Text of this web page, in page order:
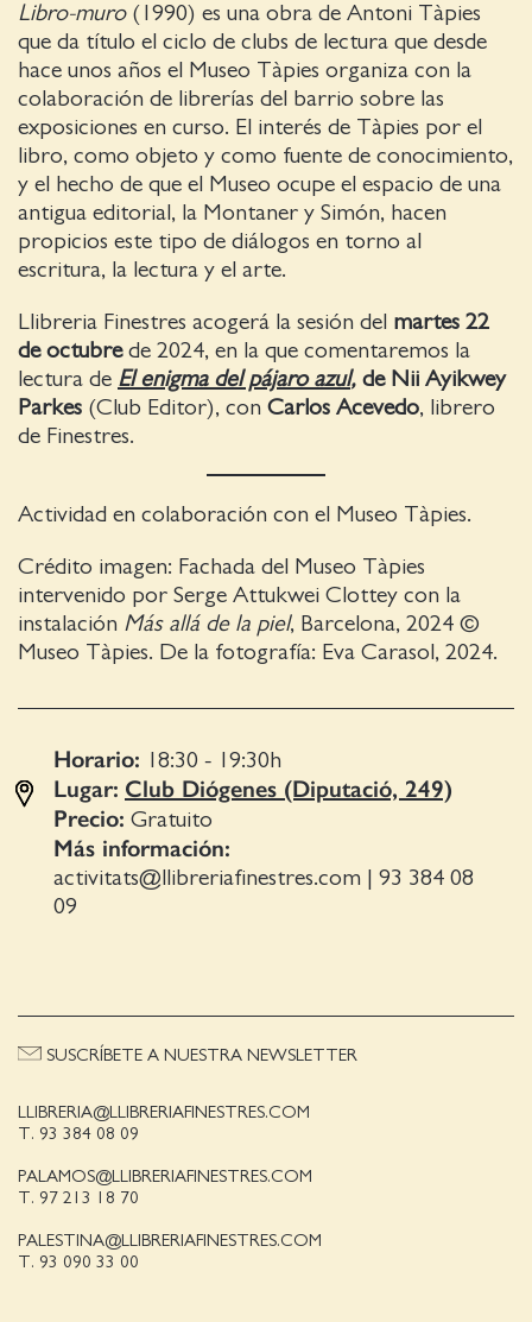
Libro-muro (1990) es una obra de Antoni Tàpies
que da título el ciclo de clubs de lectura que desde
hace unos años el Museo Tàpies organiza con la
colaboración de librerías del barrio sobre las
exposiciones en curso. El interés de Tàpies por el
libro, como objeto y como fuente de conocimiento,
y el hecho de que el Museo ocupe el espacio de una
antigua editorial, la Montaner y Simón, hacen
propicios este tipo de diálogos en torno al
escritura, la lectura y el arte.
Llibreria Finestres acogerá la sesión del martes 22
de octubrede 2024, en la que comentaremos la
lectura de El enigma del pájaro azul, de Nii Ayikwey
Parkes (Club Editor), con Carlos Acevedo, librero
de Finestres.
Actividad en colaboración con el Museo Tàpies.
Crédito imagen: Fachada del Museo Tàpies
intervenido por Serge Attukwei Clottey con la
instalación Más allá de la piel, Barcelona, 2024 ©
Museo Tàpies. De la fotografía: Eva Carasol, 2024.
Horario: 18:30 - 19:30 h
Lugar: Club Diógenes (Diputació, 249)
Precio: Gratuito
Más información:
activitats@llibreriafinestres.com
93 384 08
09
LLIBRERIA@LLIBRERIAFINESTRES.COM
T. 93 384 08 09
PALAMOS@LLIBRERIAFINESTRES.COM
T. 97 213 18 70
PALESTINA@LLIBRERIAFINESTRES.COM
T. 93 090 33 00
SUSCRÍBETE A NUESTRA NEWSLETTER